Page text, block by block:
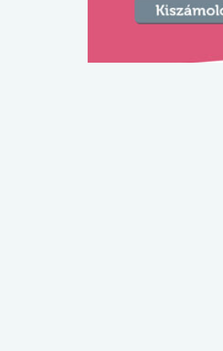
lábnyomod?